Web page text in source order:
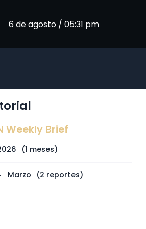
6 de agosto / 05:31 pm
Weekly Brief
(1 meses)
Marzo (2 reportes)